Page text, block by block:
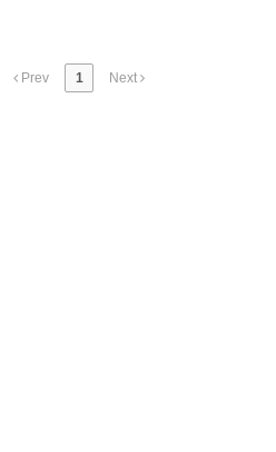
Prev 1 Next